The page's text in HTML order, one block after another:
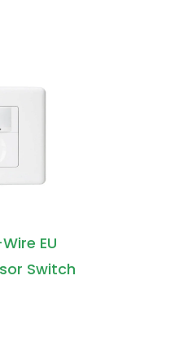
EU
Switch